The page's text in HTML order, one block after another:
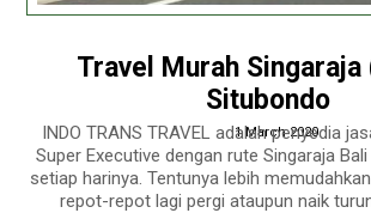
Travel Murah
Situbondo
1 March 2020
INDO TRANS TRAVEL adalah penyedia
Super Executive dengan rute Singaraja
setiap harinya. Tentunya lebih
repot-repot lagi pergi ataupun naik